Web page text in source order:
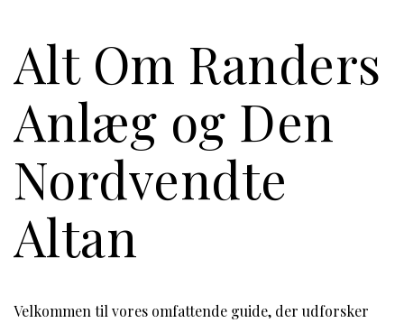
Alt Om Randers
Anlæg og Den
Nordvendte
Altan
Velkommen til vores omfattende guide, der udforsker